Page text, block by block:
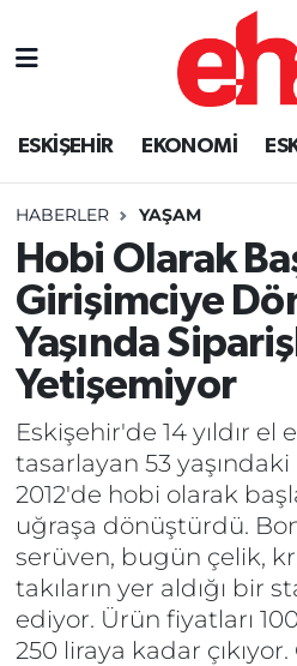
ESKİŞEHİR EKONOMİ
HABERLER YAŞAM
Hobi Olarak
Girişimciye
Yaşında
Yetişemiyor
Eskişehir'de 14 yıldır el
tasarlayan 53
2012'de hobi olarak
uğraşa dönüştürdü.
serüven, bugün çelik,
takıların yer aldığı bir
ediyor. Ürün fiyatları
250 liraya kadar